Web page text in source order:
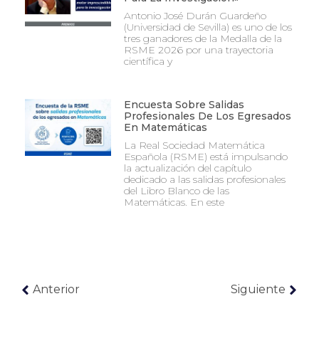
Antonio José Durán Guardeño
(Universidad de Sevilla) es uno de los
tres ganadores de la Medalla de la
RSME 2026 por una trayectoria
científica y
Encuesta Sobre Salidas
Profesionales De Los Egresados
En Matemáticas
La Real Sociedad Matemática
Española (RSME) está impulsando
la actualización del capítulo
dedicado a las salidas profesionales
del Libro Blanco de las
Matemáticas. En este
Anterior Siguiente